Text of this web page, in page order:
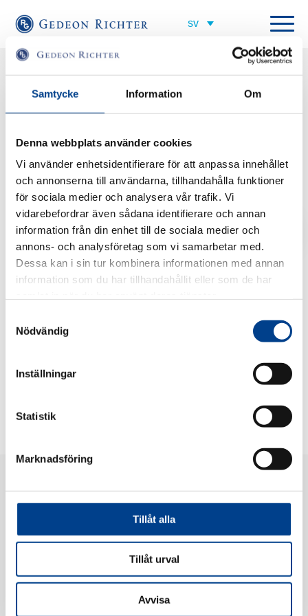
Samtycke Information Om
Denna webbplats använder cookies
Vi använder enhetsidentifierare för att anpassa innehållet
och annonserna till användarna, tillhandahålla funktioner
för sociala medier och analysera vår trafik. Vi
vidarebefordrar även sådana identifierare och annan
information från din enhet till de sociala medier och
annons- och analysföretag som vi samarbetar med.
Dessa kan i sin tur kombinera informationen med annan
information som du har tillhandahållit eller som de har
Nödvändig
Inställningar
Statistik
Marknadsföring
Tillåt alla
Tillåt urval
Avvisa
Alla nyheter
AKTUELLT Dela
Nytt självtest ska öka kännedomen om
dolda sjukdomen myom
2017-01-29
8 av 10 kvinnor vet inte hur mycket mens som är normalt och när de bör
söka hjälp för sina rikliga blödningar – det vanligaste symtomet på
Barnhusgatan 22, 5tr, 111 23 Stockholm, Sweden
+46 8 611 24 00